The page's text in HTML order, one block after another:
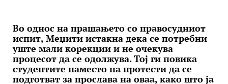
Во однос на прашањето со правосудниот
испит, Меџити истакна дека се потребни
уште мали корекции и не очекува
процесот да се одолжува. Тој ги повика
студентите наместо на протести да се
подготват за прослава на оваа, како што ја